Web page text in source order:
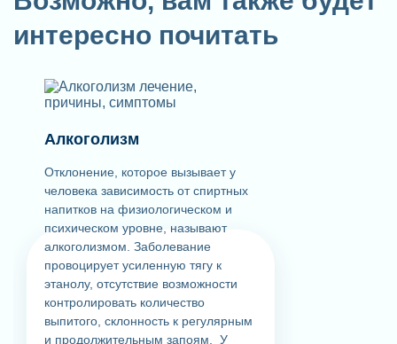
интересно почитать
Алкоголизм
Отклонение, которое вызывает у
человека зависимость от спиртных
напитков на физиологическом и
психическом уровне, называют
алкоголизмом. Заболевание
провоцирует усиленную тягу к
этанолу, отсутствие возможности
контролировать количество
выпитого, склонность к регулярным
и продолжительным запоям. У